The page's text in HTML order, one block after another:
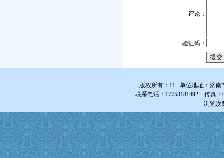
评论：
验证码：
版权所有：11 单位地址：济南
联系电话：17753181492 传真：
浏览